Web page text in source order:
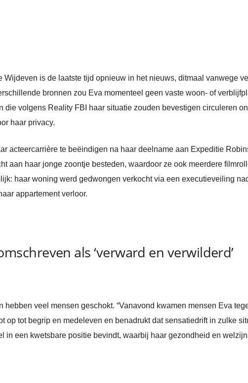
Wijdeven is de laatste tijd opnieuw in het nieuws, ditmaal vanwege
bronnen zou Eva momenteel geen vaste woon- of
die volgens Reality FBI haar situatie zouden bevestigen circuleren
haar privacy.
acteercarrière te beëindigen na haar deelname aan Expeditie
aan haar jonge zoontje besteden, waardoor ze ook meerdere
haar woning werd gedwongen verkocht via een executieveiling
appartement verloor.
als ‘verward en verwilderd’
hebben veel mensen geschokt. “Vanavond kwamen mensen Eva
op tot begrip en medeleven en benadrukt dat sensatiedrift in zulke
in een kwetsbare positie bevindt, waarbij haar gezondheid en